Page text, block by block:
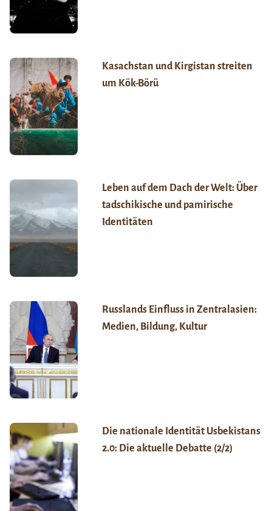
Kasachstan und Kirgistan streiten
um Kök-Börü
Leben auf dem Dach der Welt: Über
tadschikische und pamirische
Identitäten
Russlands Einfluss in Zentralasien:
Medien, Bildung, Kultur
Die nationale Identität Usbekistans
2.0: Die aktuelle Debatte (2/2)